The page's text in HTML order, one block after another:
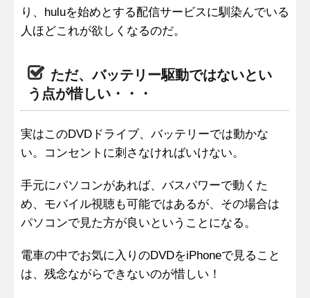
り、huluを始めとする配信サービスに馴染んでいる
人ほどこれが欲しくなるのだ。
ただ、バッテリー駆動ではないとい
う点が惜しい・・・
実はこのDVDドライブ、バッテリーでは動かな
い。コンセントに刺さなければいけない。
手元にパソコンがあれば、バスパワーで動くた
め、モバイル視聴も可能ではあるが、その場合は
パソコンで見た方が良いということになる。
電車の中でお気に入りのDVDをiPhoneで見ること
は、残念ながらできないのが惜しい！